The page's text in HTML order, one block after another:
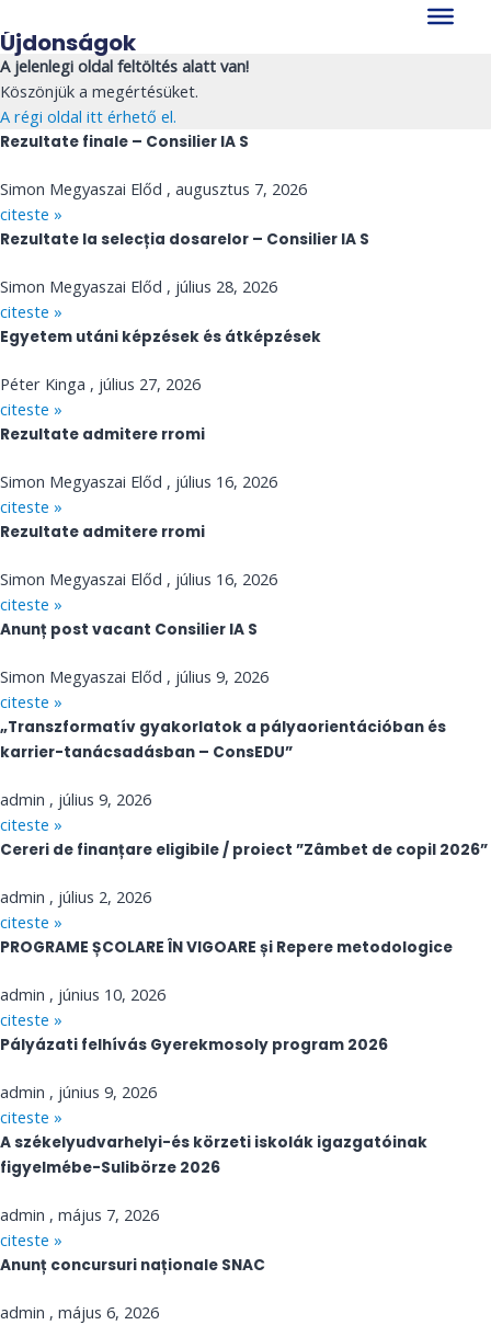
to
content
Újdonságok
A jelenlegi oldal feltöltés alatt van!
Köszönjük a megértésüket.
A régi oldal itt érhető el.
Rezultate finale – Consilier IA S
Simon Megyaszai Előd
augusztus 7, 2026
citeste »
Rezultate la selecția dosarelor – Consilier IA S
Simon Megyaszai Előd
július 28, 2026
citeste »
Egyetem utáni képzések és átképzések
Péter Kinga
július 27, 2026
citeste »
Rezultate admitere rromi
Simon Megyaszai Előd
július 16, 2026
citeste »
Rezultate admitere rromi
Simon Megyaszai Előd
július 16, 2026
citeste »
Anunț post vacant Consilier IA S
Simon Megyaszai Előd
július 9, 2026
citeste »
„Transzformatív gyakorlatok a pályaorientációban és
karrier-tanácsadásban – ConsEDU”
admin
július 9, 2026
citeste »
Cereri de finanțare eligibile / proiect ”Zâmbet de copil 2026”
admin
július 2, 2026
citeste »
PROGRAME ȘCOLARE ÎN VIGOARE și Repere metodologice
admin
június 10, 2026
citeste »
Pályázati felhívás Gyerekmosoly program 2026
admin
június 9, 2026
citeste »
A székelyudvarhelyi-és körzeti iskolák igazgatóinak
figyelmébe-Sulibörze 2026
admin
május 7, 2026
citeste »
Anunț concursuri naționale SNAC
admin
május 6, 2026